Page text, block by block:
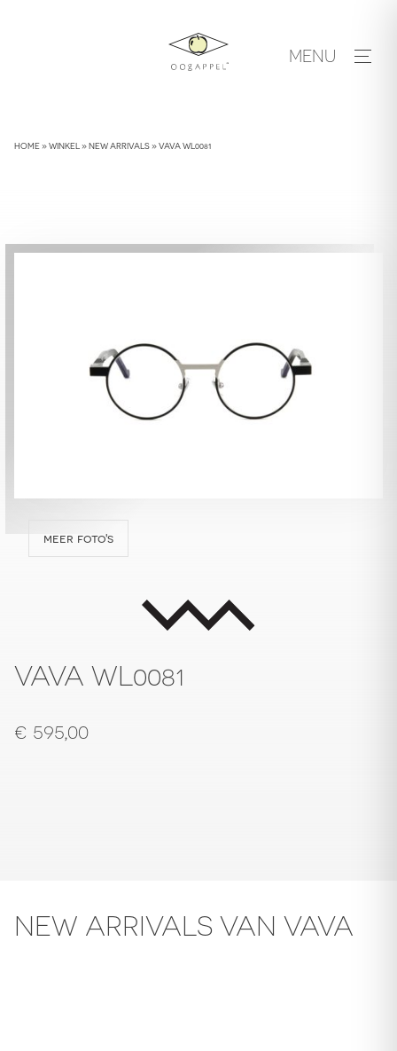
MENU
HOME»WINKEL »NEW ARRIVALS»VAVA WL0081
meer foto's
VAVA WL0081
€ 595,00
NEW ARRIVALS VAN VAVA